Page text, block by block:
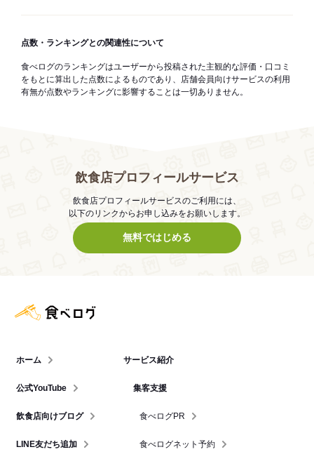
点数・ランキングとの関連性について
食べログのランキングはユーザーから投稿された主観的な評価・口コミ
をもとに算出した点数によるものであり、店舗会員向けサービスの利用
有無が点数やランキングに影響することは一切ありません。
飲食店プロフィールサービス
飲食店プロフィールサービスのご利用には、
以下のリンクからお申し込みをお願いします。
無料ではじめる
ホーム
公式YouTube
飲食店向けブログ
LINE友だち追加
サービス紹介
集客支援
食べログPR
食べログネット予約